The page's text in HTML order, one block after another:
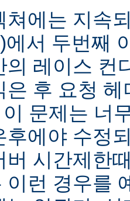
쳐에는 지속
에서 두번째
의 레이스 컨
은 후 요청
문제는 너
후에야 수정
버 시간제한
이런 경우를